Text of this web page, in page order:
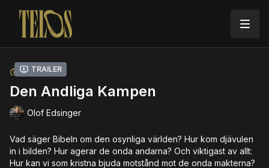
Trailer
SAMLING
Den Andliga Kampen
Olof Edsinger
Vad säger Bibeln om den osynliga världen? Hur kom djävulen
in i bilden? Hur agerar de onda andarna? Och viktigast av allt:
Hur kan vi som kristna bjuda motstånd mot de onda makterna?